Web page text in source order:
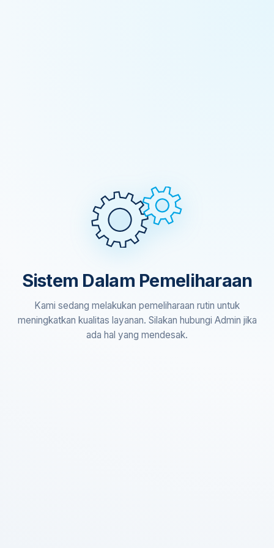
Sistem Dalam Pemeliharaan
Kami sedang melakukan pemeliharaan rutin untuk
meningkatkan kualitas layanan. Silakan hubungi Admin jika
ada hal yang mendesak.